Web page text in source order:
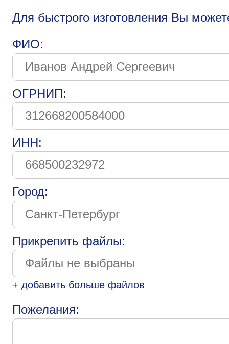
Для быстрого изготовления Вы
ФИО:
ОГРНИП:
ИНН:
Город:
Прикрепить файлы:
+ добавить больше файлов
Пожелания: